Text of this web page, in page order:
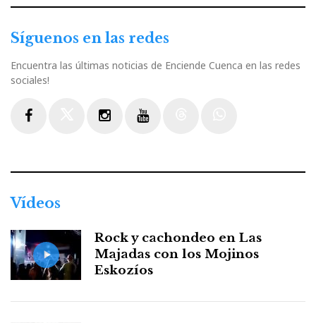
Síguenos en las redes
Encuentra las últimas noticias de Enciende Cuenca en las redes
sociales!
Vídeos
Rock y cachondeo en Las
Majadas con los Mojinos
Eskozíos